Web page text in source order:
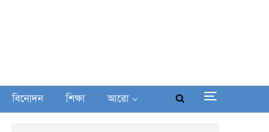
বিনোদন শিক্ষা আরো